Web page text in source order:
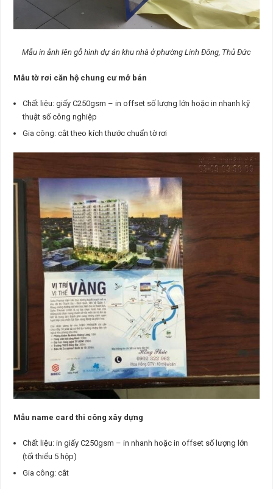
Mẫu in ảnh lên gỗ hình dự án khu nhà ở phường Linh Đông, Thủ Đức
Mẫu tờ rơi căn hộ chung cư mở bán
Chất liệu: giấy C250gsm – in offset số lượng lớn hoặc in nhanh kỹ
thuật số công nghiệp
Gia công: cắt theo kích thước chuẩn tờ rơi
Mẫu name card thi công xây dựng
Chất liệu: in giấy C250gsm – in nhanh hoặc in offset số lượng lớn
(tối thiểu 5 hộp)
Gia công: cắt